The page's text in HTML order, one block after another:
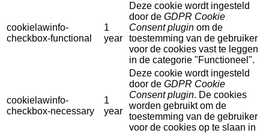
cookielawinfo-
checkbox-functional
1
year
Deze cookie wordt ingesteld
door de GDPR Cookie
Consent plugin om de
toestemming van de gebruiker
voor de cookies vast te leggen
in de categorie "Functioneel".
cookielawinfo-
checkbox-necessary
1
year
Deze cookie wordt ingesteld
door de GDPR Cookie
Consent plugin. De cookies
worden gebruikt om de
toestemming van de gebruiker
voor de cookies op te slaan in